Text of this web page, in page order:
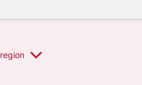
region